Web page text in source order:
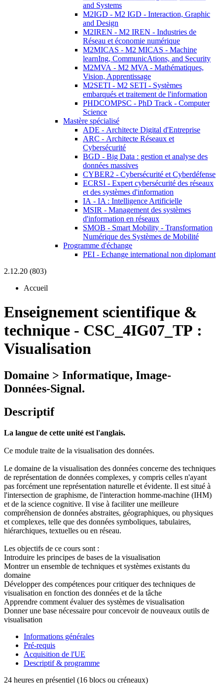
and Systems
M2IGD - M2 IGD - Interaction, Graphic
and Design
M2IREN - M2 IREN - Industries de
Réseau et économie numérique
M2MICAS - M2 MICAS - Machine
learnIng, CommunicAtions, and Security
M2MVA - M2 MVA - Mathématiques,
Vision, Apprentissage
M2SETI - M2 SETI - Systèmes
embarqués et traitement de l'information
PHDCOMPSC - PhD Track - Computer
Science
Mastère spécialisé
ADE - Architecte Digital d'Entreprise
ARC - Architecte Réseaux et
Cybersécurité
BGD - Big Data : gestion et analyse des
données massives
CYBER2 - Cybersécurité et Cyberdéfense
ECRSI - Expert cybersécurité des réseaux
et des systèmes d'information
IA - IA : Intelligence Artificielle
MSIR - Management des systèmes
d'information en réseaux
SMOB - Smart Mobility - Transformation
Numérique des Systèmes de Mobilité
Programme d'échange
PEI - Echange international non diplomant
2.12.20 (803)
Accueil
Enseignement scientifique &
technique - CSC_4IG07_TP :
Visualisation
Domaine > Informatique, Image-
Données-Signal.
Descriptif
La langue de cette unité est l'anglais.
Ce module traite de la visualisation des données.
Le domaine de la visualisation des données concerne des techniques
de représentation de données complexes, y compris celles n'ayant
pas forcément une représentation naturelle et évidente. Il est situé à
l'intersection de graphisme, de l'interaction homme-machine (IHM)
et de la science cognitive. Il vise à faciliter une meilleure
compréhension de données abstraites, géographiques, ou physiques
et complexes, telle que des données symboliques, tabulaires,
hiérarchiques, textuelles ou en réseau.
Les objectifs de ce cours sont :
Introduire les principes de bases de la visualisation
Montrer un ensemble de techniques et systèmes existants du
domaine
Développer des compétences pour critiquer des techniques de
visualisation en fonction des données et de la tâche
Apprendre comment évaluer des systèmes de visualisation
Donner une base nécessaire pour concevoir de nouveaux outils de
visualisation
Informations générales
Pré-requis
Acquisition de l'UE
Descriptif & programme
24 heures en présentiel (16 blocs ou créneaux)